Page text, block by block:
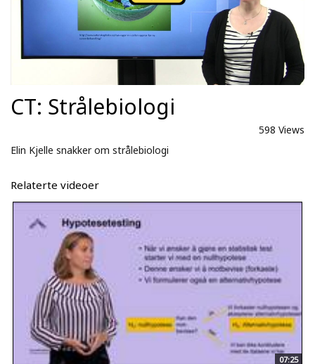
CT: Strålebiologi
598 Views
Elin Kjelle snakker om strålebiologi
Relaterte videoer
07:25